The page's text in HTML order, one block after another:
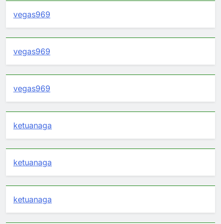
vegas969
vegas969
vegas969
ketuanaga
ketuanaga
ketuanaga